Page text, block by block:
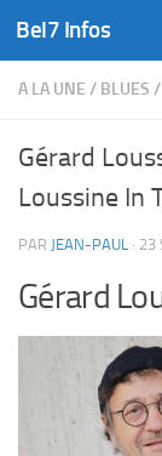
Skip to content
Bel7 Infos
A LA UNE / BLUES /
Gérard
Loussine In
PAR JEAN-PAUL · 23
Gérard